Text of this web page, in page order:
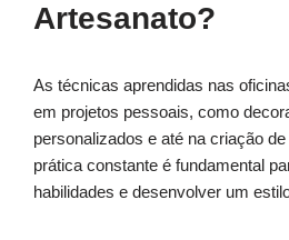
Artesanato?
As técnicas aprendidas nas
em projetos pessoais, como
personalizados e até na criação
prática constante é fundamental
habilidades e desenvolver um